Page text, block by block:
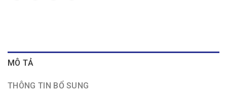
MÔ TẢ
THÔNG TIN BỔ SUNG